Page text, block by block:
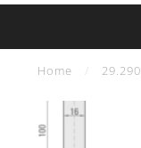
Home 29.290